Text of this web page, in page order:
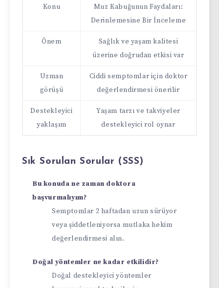
Konu
Muz Kabuğunun Faydaları:
Derinlemesine Bir İnceleme
Önem
Sağlık ve yaşam kalitesi
üzerine doğrudan etkisi var
Uzman
görüşü
Ciddi semptomlar için doktor
değerlendirmesi önerilir
Destekleyici
yaklaşım
Yaşam tarzı ve takviyeler
destekleyici rol oynar
Sık Sorulan Sorular (SSS)
Bu konuda ne zaman doktora
başvurmalıyım?
Semptomlar 2 haftadan uzun sürüyor
veya şiddetleniyorsa mutlaka hekim
değerlendirmesi alın.
Doğal yöntemler ne kadar etkilidir?
Doğal destekleyici yöntemler